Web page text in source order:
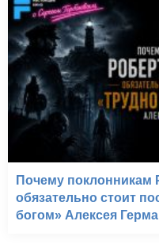
Почему поклонникам
обязательно стоит
богом» Алексея